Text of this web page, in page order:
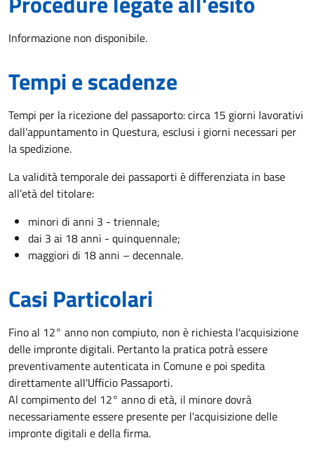
Informazione non disponibile.
Tempi e scadenze
Tempi per la ricezione del passaporto: circa 15 giorni lavorativi
dall’appuntamento in Questura, esclusi i giorni necessari per
la spedizione.
La validità temporale dei passaporti è differenziata in base
all’età del titolare:
minori di anni 3 - triennale;
dai 3 ai 18 anni - quinquennale;
maggiori di 18 anni – decennale.
Casi Particolari
Fino al 12° anno non compiuto, non è richiesta l'acquisizione
delle impronte digitali. Pertanto la pratica potrà essere
preventivamente autenticata in Comune e poi spedita
direttamente all'Ufficio Passaporti.
Al compimento del 12° anno di età, il minore dovrà
necessariamente essere presente per l'acquisizione delle
impronte digitali e della firma.